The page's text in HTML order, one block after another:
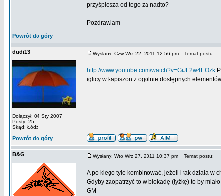
przyśpiesza od tego za nadto?
Pozdrawiam
Powrót do góry
dudi13
Dołączył: 04 Sty 2007
Posty: 25
Skąd: Łódź
Wysłany: Czw Wrz 22, 2011 12:56 pm Temat postu:
http://www.youtube.com/watch?v=GiJF2w4EOzk
iglicy w kapiszon z ogólnie dostępnych
Powrót do góry
B&G Wysłany: Wto Wrz 27, 2011 10:37 pm Temat postu:
A po kiego tyle kombinować, jeżeli i tak działa w
Gdyby zaopatrzyć to w blokadę (łyżkę) to by
GM